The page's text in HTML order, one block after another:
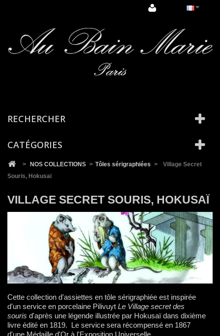
RECHERCHER
CATÉGORIES
> NOS COLLECTIONS > Tôles sérigraphiées >
Village Secret
Souris, Hokusaï
VILLAGE SECRET SOURIS, HOKUSAÏ
Cette collection d'assiettes en tôle sérigraphiée est inspirée
d'un service en porcelaine Pilivuyt Le Village secret des
souris d'après une légende illustrée par Hokusaï dans dixième
livre édité en 1819. Le service sera récompensé en 1867